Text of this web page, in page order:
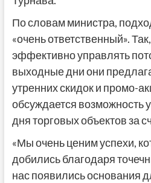
По словам министра,
«очень ответственный».
эффективно управлять
выходные дни они
утренних скидок и промо-
обсуждается возможность
дня торговых объектов за
«Мы очень ценим успехи,
добились благодаря
нас появились основания